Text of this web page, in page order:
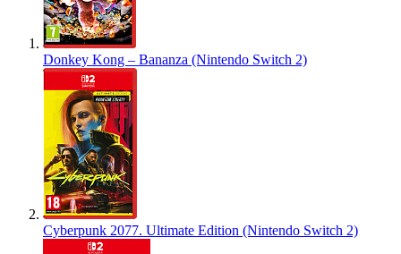
Donkey Kong – Bananza (Nintendo Switch 2)
Cyberpunk 2077. Ultimate Edition (Nintendo Switch 2)